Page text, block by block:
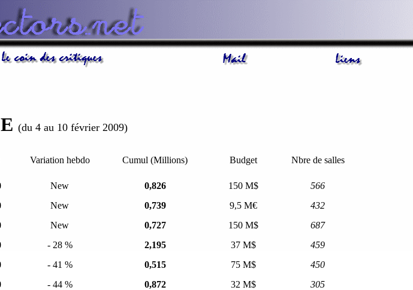
(du 4 au 10 février 2009)
Variation hebdo Cumul (Millions) Budget Nbre de salles
New 0,826 150 M$
566
New 0,739 9,5 M€
432
New 0,727 150 M$
687
- 28 % 2,195 37 M$
459
- 41 % 0,515 75 M$
450
- 44 % 0,872 32 M$
305